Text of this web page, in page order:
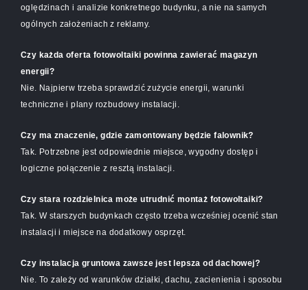
oględzinach i analizie konkretnego budynku, a nie na samych
ogólnych założeniach z reklamy.
Czy każda oferta fotowoltaiki powinna zawierać magazyn
energii?
Nie. Najpierw trzeba sprawdzić zużycie energii, warunki
techniczne i plany rozbudowy instalacji.
Czy ma znaczenie, gdzie zamontowany będzie falownik?
Tak. Potrzebne jest odpowiednie miejsce, wygodny dostęp i
logiczne połączenie z resztą instalacji.
Czy stara rozdzielnica może utrudnić montaż fotowoltaiki?
Tak. W starszych budynkach często trzeba wcześniej ocenić stan
instalacji i miejsce na dodatkowy osprzęt.
Czy instalacja gruntowa zawsze jest lepsza od dachowej?
Nie. To zależy od warunków działki, dachu, zacienienia i sposobu